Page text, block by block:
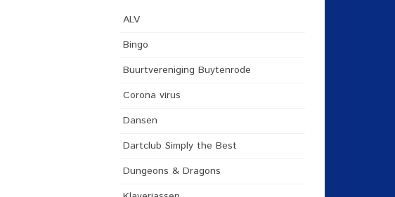
ALV
Bingo
Buurtvereniging Buytenrode
Corona virus
Dansen
Dartclub Simply the Best
Dungeons & Dragons